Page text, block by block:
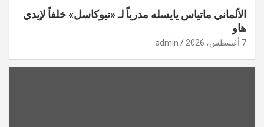
الألماني ماتياس يايسله مدرباً لـ «نيوكاسل» خلفاً لإيدي
هاو
7 أغسطس، 2026 admin